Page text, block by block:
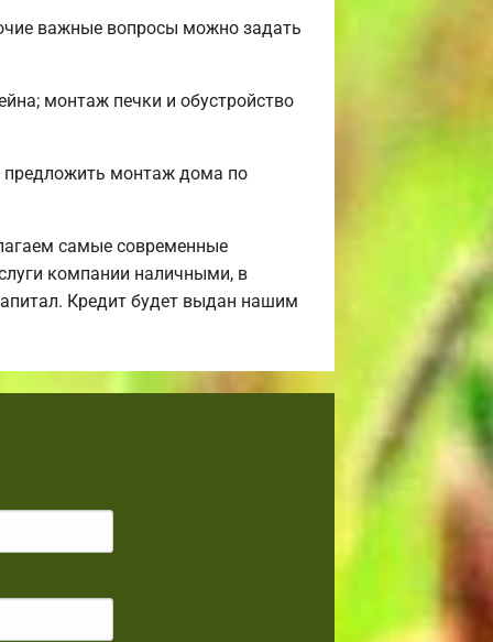
важные вопросы можно задать
монтаж печки и обустройство
монтаж дома по
самые современные
компании наличными, в
Кредит будет выдан нашим